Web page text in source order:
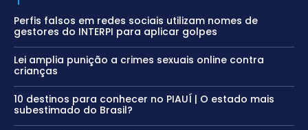
Perfis falsos em redes sociais utilizam nomes de
gestores do INTERPI para aplicar golpes
Lei amplia punição a crimes sexuais online contra
crianças
10 destinos para conhecer no PIAUÍ | O estado mais
subestimado do Brasil?